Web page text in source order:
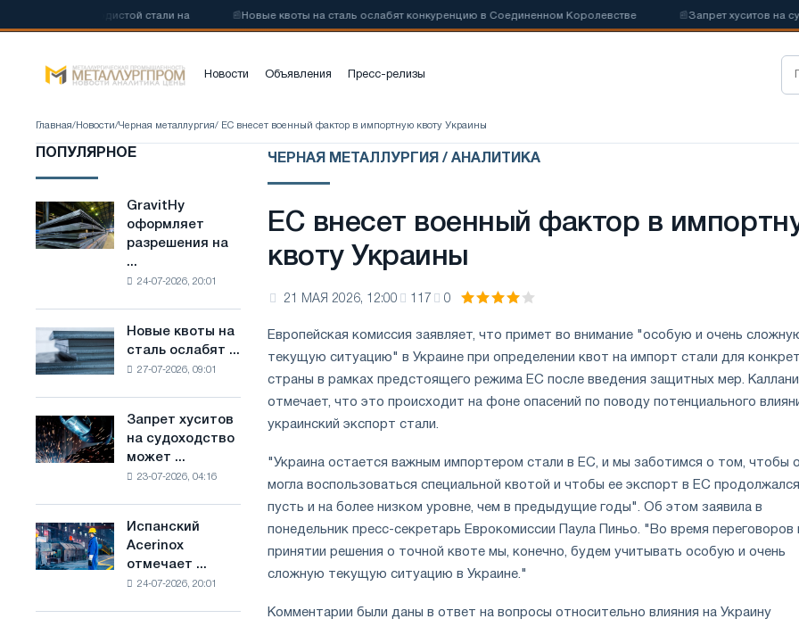
низкоуглеродистой стали на Новые квоты на сталь ослабят конкуренцию в Соединенном Королевстве Запрет хуситов на
Новости Объявления Пресс-релизы
Главная/ Новости/Черная металлургия/ ЕС внесет военный фактор в импортную квоту Украины
ПОПУЛЯРНОЕ
GravitHy
оформляет
разрешения
строительство
производству
низкоуглеродистой
на
основе
водорода
во
GravitHy
оформляет
разрешения на
...
24-07-2026, 20:01
Новые
квоты
на
конкуренцию
в
Новые квоты на
сталь ослабят ...
27-07-2026, 09:01
Запрет
хуситов
на
импорт
Саудовской
Запрет хуситов
на судоходство
может ...
23-07-2026, 04:16
Испанский
Acerinox
отмечает
положительную
Испанский
Acerinox
отмечает ...
24-07-2026, 20:01
ЧЕРНАЯ МЕТАЛЛУРГИЯ / АНАЛИТИКА
ЕС внесет военный фактор в
квоту Украины
21 МАЯ 2026, 12:00 117 0
Европейская комиссия заявляет, что примет во внимание "особую и очень
текущую ситуацию" в Украине при определении квот на импорт стали для
страны в рамках предстоящего режима ЕС после введения защитных мер.
отмечает, что это происходит на фоне опасений по поводу потенциального
украинский экспорт стали.
"Украина остается важным импортером стали в ЕС, и мы заботимся о том, чтобы
могла воспользоваться специальной квотой и чтобы ее экспорт в ЕС
пусть и на более низком уровне, чем в предыдущие годы". Об этом заявила в
понедельник пресс-секретарь Еврокомиссии Паула Пиньо. "Во время переговоров
принятии решения о точной квоте мы, конечно, будем учитывать особую и очень
сложную текущую ситуацию в Украине."
Комментарии были даны в ответ на вопросы относительно влияния на Украину